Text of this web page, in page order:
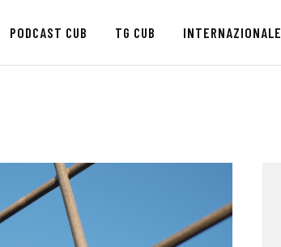
PODCAST CUB TG CUB INTERNAZIONALE